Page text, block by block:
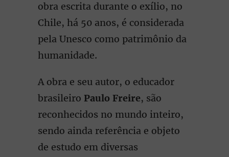
obra escrita durante o exílio, no
Chile, há 50 anos, é considerada
pela Unesco como patrimônio da
humanidade.
A obra e seu autor, o educador
brasileiro Paulo Freire, são
reconhecidos no mundo inteiro,
sendo ainda referência e objeto
de estudo em diversas